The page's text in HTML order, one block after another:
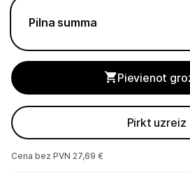
Spēļu konsoles un
Projektori un ekrāni
Pilna summa
Pievienot
Pirkt uzreiz
Cena bez PVN 27,69 €